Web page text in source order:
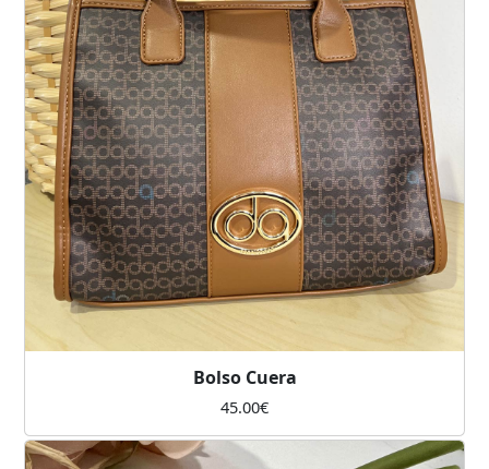
Bolso Cuera
45.00€